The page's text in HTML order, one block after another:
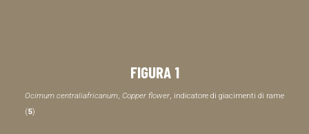
FIGURA 1
Ocimum centraliafricanum, Copper flower, indicatore di giacimenti di rame
(5)